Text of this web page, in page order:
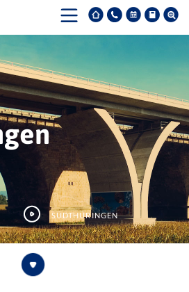
Südthüringen